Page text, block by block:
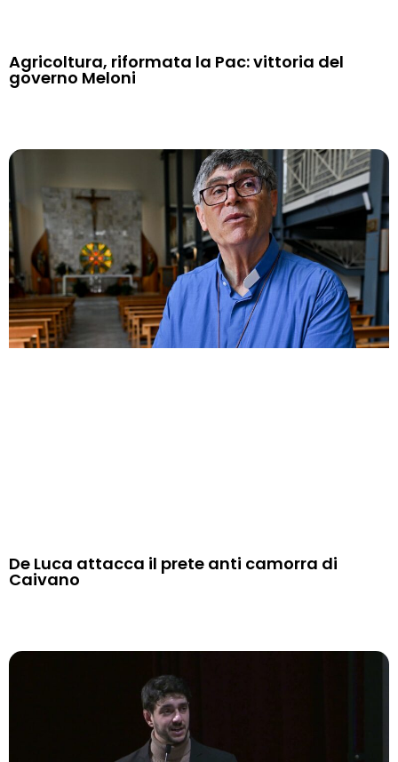
Agricoltura, riformata la Pac: vittoria del
governo Meloni
De Luca attacca il prete anti camorra di
Caivano